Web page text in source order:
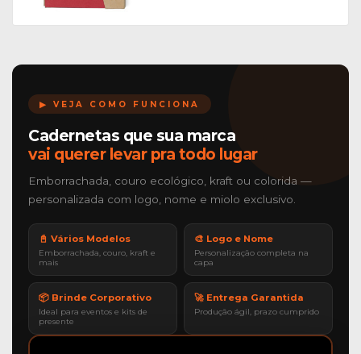
▶ VEJA COMO FUNCIONA
Cadernetas que sua marca
vai querer levar pra todo lugar
Emborrachada, couro ecológico, kraft ou colorida —
personalizada com logo, nome e miolo exclusivo.
📓 Vários Modelos
Emborrachada, couro, kraft e
mais
🎨 Logo e Nome
Personalização completa na
capa
📦 Brinde Corporativo
Ideal para eventos e kits de
presente
🚀 Entrega Garantida
Produção ágil, prazo cumprido